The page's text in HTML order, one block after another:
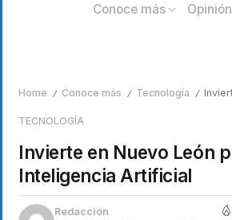
Conoce más
Opinión
Home / Conoce más / Tecnología / Invierte en
TECNOLOGÍA
Invierte en Nuevo León
Inteligencia Artificial
Redacción